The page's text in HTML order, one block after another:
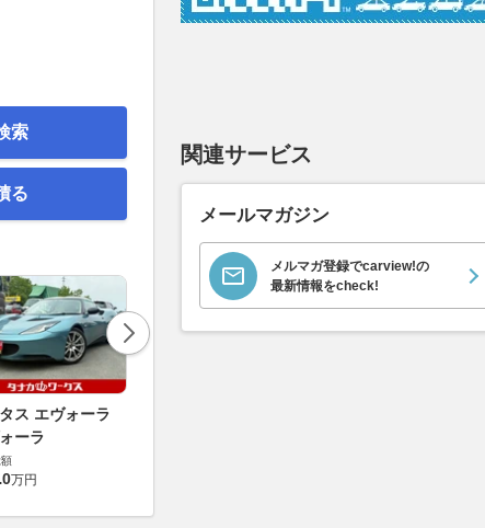
索
る
ス エヴォーラ
ーラ
.0万円
関連サービス
メールマガジン
メルマガ登録でcarview!の
最新情報をcheck!